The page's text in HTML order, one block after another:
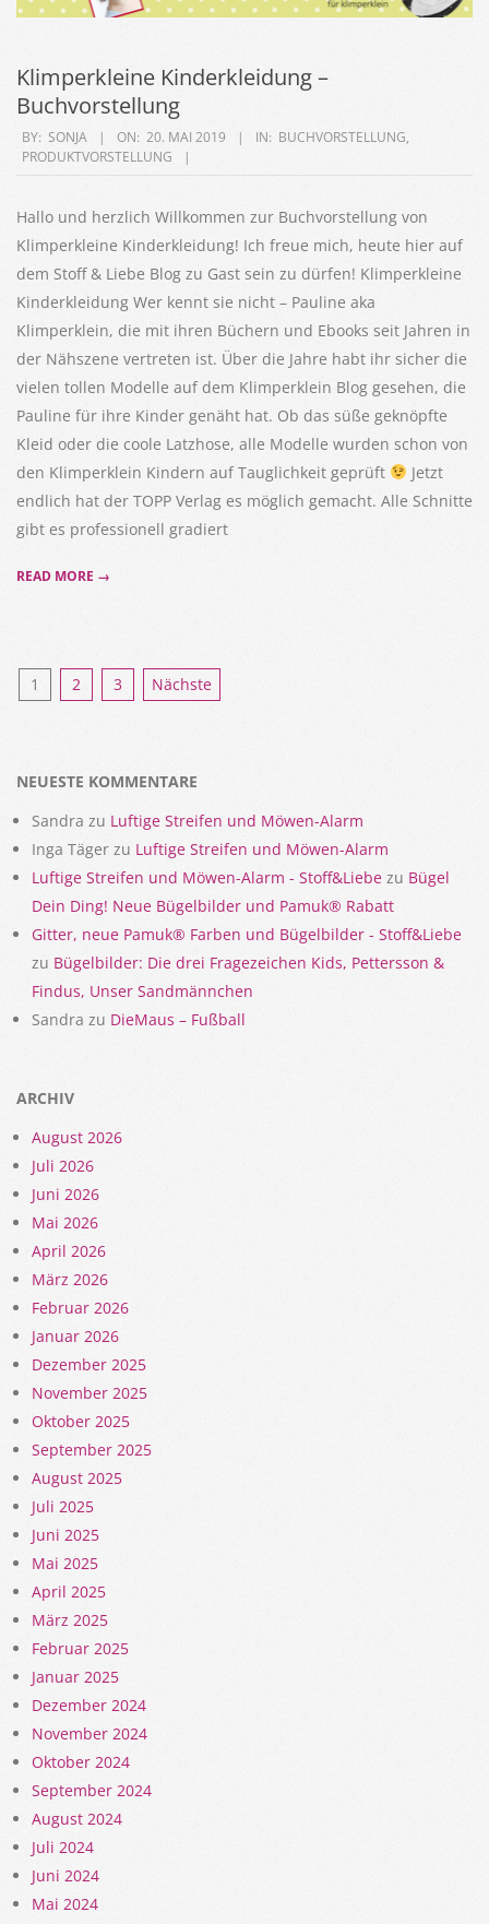
Klimperkleine Kinderkleidung –
Buchvorstellung
2019-
05-
BY: SONJA ON: 20. MAI 2019 IN: BUCHVORSTELLUNG,
PRODUKTVORSTELLUNG
Hallo und herzlich Willkommen zur Buchvorstellung von
Klimperkleine Kinderkleidung! Ich freue mich, heute hier auf
dem Stoff & Liebe Blog zu Gast sein zu dürfen! Klimperkleine
Kinderkleidung Wer kennt sie nicht – Pauline aka
Klimperklein, die mit ihren Büchern und Ebooks seit Jahren in
der Nähszene vertreten ist. Über die Jahre habt ihr sicher die
vielen tollen Modelle auf dem Klimperklein Blog gesehen, die
Pauline für ihre Kinder genäht hat. Ob das süße geknöpfte
Kleid oder die coole Latzhose, alle Modelle wurden schon von
den Klimperklein Kindern auf Tauglichkeit geprüft
Jetzt
endlich hat der TOPP Verlag es möglich gemacht. Alle Schnitte
gibt es professionell gradiert
READ MORE →
Seitennummerierung
1 2 3 Nächste
NEUESTE KOMMENTARE
Sandra zu Luftige Streifen und Möwen-Alarm
Inga Täger zu Luftige Streifen und Möwen-Alarm
Luftige Streifen und Möwen-Alarm - Stoff&Liebe zu Bügel
Dein Ding! Neue Bügelbilder und Pamuk® Rabatt
Gitter, neue Pamuk® Farben und Bügelbilder - Stoff&Liebe
zu Bügelbilder: Die drei Fragezeichen Kids, Pettersson &
Findus, Unser Sandmännchen
Sandra zu DieMaus – Fußball
ARCHIV
August 2026
Juli 2026
Juni 2026
Mai 2026
April 2026
März 2026
Februar 2026
Januar 2026
Dezember 2025
November 2025
Oktober 2025
September 2025
August 2025
Juli 2025
Juni 2025
Mai 2025
April 2025
März 2025
Februar 2025
Januar 2025
Dezember 2024
November 2024
Oktober 2024
September 2024
August 2024
Juli 2024
Juni 2024
Mai 2024